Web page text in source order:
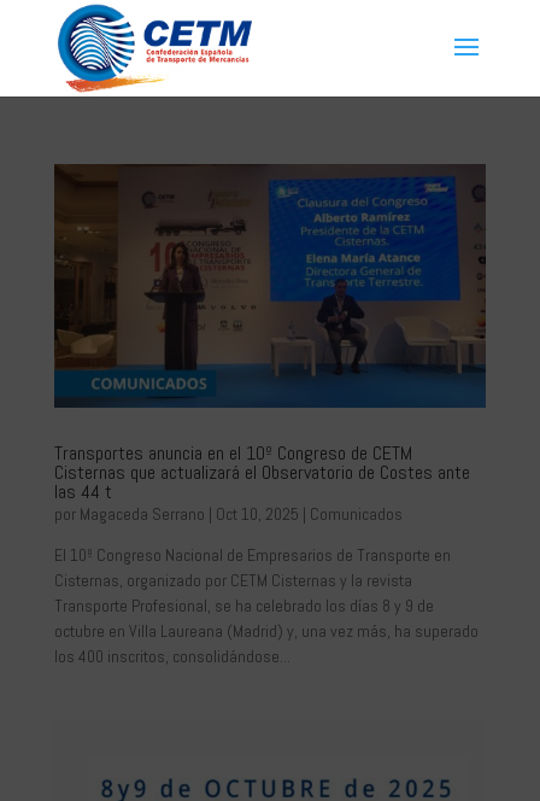
Transportes anuncia en el 10º Congreso de CETM
Cisternas que actualizará el Observatorio de Costes ante
las 44 t
por Magaceda Serrano | Oct 10, 2025 | Comunicados
El 10º Congreso Nacional de Empresarios de Transporte en
Cisternas, organizado por CETM Cisternas y la revista
Transporte Profesional, se ha celebrado los días 8 y 9 de
octubre en Villa Laureana (Madrid) y, una vez más, ha superado
los 400 inscritos, consolidándose...